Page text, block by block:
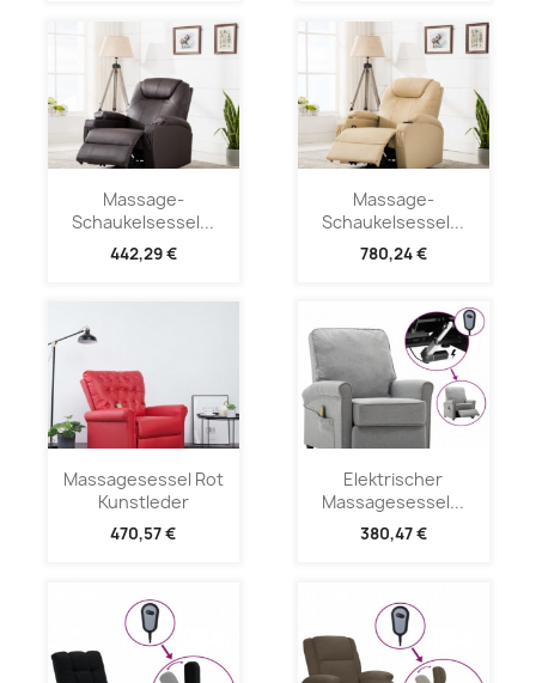
Massage-
Schaukelsessel...
442,29 €
Massage-
Schaukelsessel...
780,24 €
Massagesessel Rot
Kunstleder
470,57 €
Elektrischer
Massagesessel...
380,47 €